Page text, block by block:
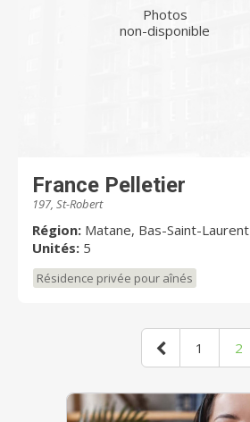
Photos
non-disponible
France Pelletier
197, St-Robert
Région: Matane, Bas-Saint-Laurent
Unités: 5
Résidence privée pour aînés
1 2